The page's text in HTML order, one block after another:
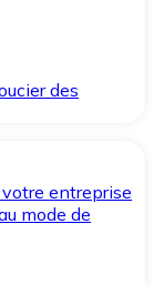
des
entreprise
mode de